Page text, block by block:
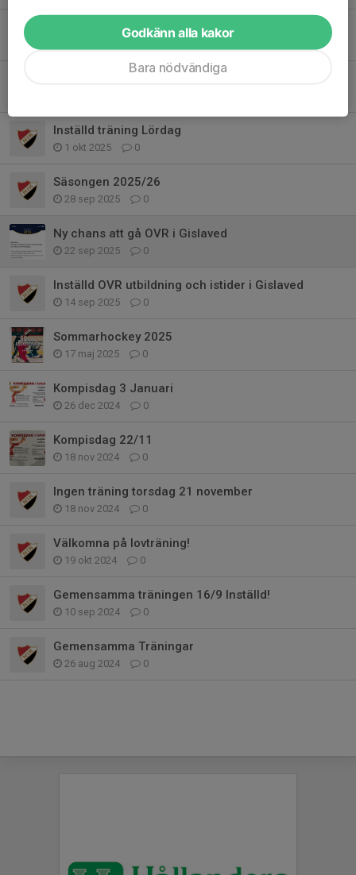
Inställd träning Lördag
1 okt 2025 0
Säsongen 2025/26
28 sep 2025 0
Ny chans att gå OVR i Gislaved
22 sep 2025 0
Inställd OVR utbildning och istider i Gislaved
14 sep 2025 0
Sommarhockey 2025
17 maj 2025 0
Kompisdag 3 Januari
26 dec 2024 0
Kompisdag 22/11
18 nov 2024 0
Ingen träning torsdag 21 november
18 nov 2024 0
Välkomna på lovträning!
19 okt 2024 0
Gemensamma träningen 16/9 Inställd!
10 sep 2024 0
Gemensamma Träningar
26 aug 2024 0
Godkänn alla kakor
Bara nödvändiga